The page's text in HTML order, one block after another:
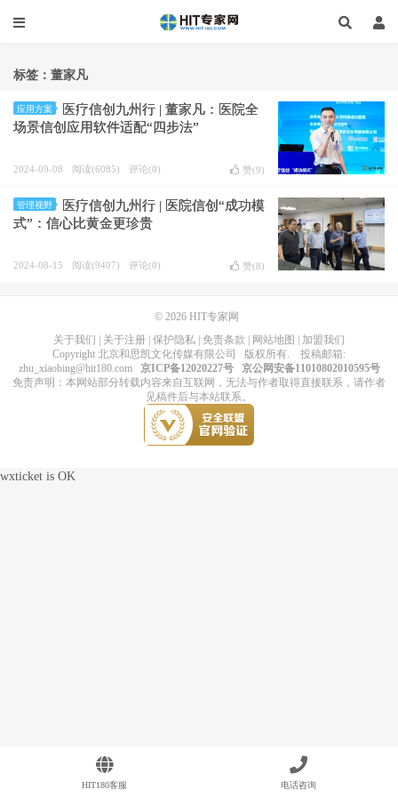
标签：董家凡
应用方案
医疗信创九州行 | 董家凡：医院全
场景信创应用软件适配“四步法”
2024-09-08 阅读(6085) 评论(0) 赞(9)
管理视野
医疗信创九州行 | 医院信创“成功模
式”：信心比黄金更珍贵
2024-08-15 阅读(9407) 评论(0) 赞(8)
© 2026 HIT专家网
关于我们
关于注册 保护隐私 免责条款 网站地图
加盟我们
Copyright 北京和思凯文化传媒有限公司 版权所有. 投稿邮箱:
zhu_xiaobing@hit180.com
京ICP备12020227号
京公网安备11010802010595号
免责声明：本网站部分转载内容来自互联网，无法与作者取得直接联系，请作者
见稿件后与本站联系。
HIT180客服 电话咨询
wxticket is OK